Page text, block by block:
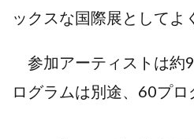
ックスな国際展としてよ
参加アーティストは約
ログラムは別途、60プロ